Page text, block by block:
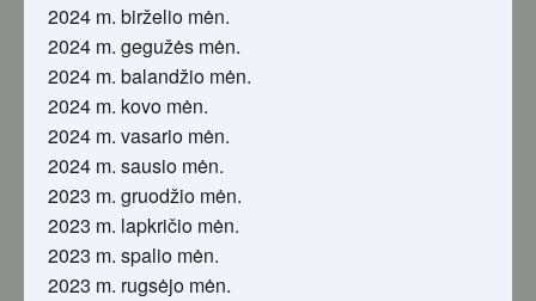
2024 m. birželio mėn.
2024 m. gegužės mėn.
2024 m. balandžio mėn.
2024 m. kovo mėn.
2024 m. vasario mėn.
2024 m. sausio mėn.
2023 m. gruodžio mėn.
2023 m. lapkričio mėn.
2023 m. spalio mėn.
2023 m. rugsėjo mėn.